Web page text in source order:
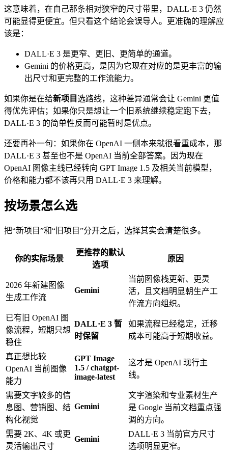
这意味着，在自己那条相对狭窄的尺寸带里，DALL·E 3 仍然
可能显得更便宜。但只看这个结论会误导人。更准确的理解应
该是：
DALL·E 3 是更窄、更旧、更简单的通道。
Gemini 的价格更高，是因为它现在对应的是更丰富的输
出尺寸和更完整的工作流能力。
如果你是在给新项目选路线，这种差异通常会让 Gemini 更值
得优先评估；如果你只是想让一个旧系统继续稳定跑下去，
DALL·E 3 的简单性反而可能暂时是优点。
还要再补一句：如果你在 OpenAI 一侧本来就很看重成本，那
DALL·E 3 甚至也不是 OpenAI 当前全部答案。因为现在
OpenAI 图像主线已经转向 GPT Image 1.5 及相关当前模型，
价格和能力都不该再只用 DALL·E 3 来理解。
按场景怎么选
把“新项目”和“旧项目”分开之后，选择其实会清楚很多。
你的实际场景
更推荐的默认
选项
原因
2026 年新建图像
生成工作流
Gemini
当前图像栈更新、更灵
活，且文档明显朝生产工
作流方向组织。
已有旧 OpenAI 图
像流程，短期只想
稳住
DALL·E 3 暂
时保留
如果流程已经稳定，迁移
成本可能高于短期收益。
真正想比较
OpenAI 当前图像
能力
GPT Image
1.5 / chatgpt-
image-latest
这才是 OpenAI 现行主
线。
需要文字较多的信
息图、营销图、结
构化视觉
Gemini
文字渲染和专业素材生产
是 Google 当前文档重点强
调的方向。
需要 2K、4K 或更
灵活输出尺寸
Gemini
DALL·E 3 当前官方尺寸
选项明显更窄。